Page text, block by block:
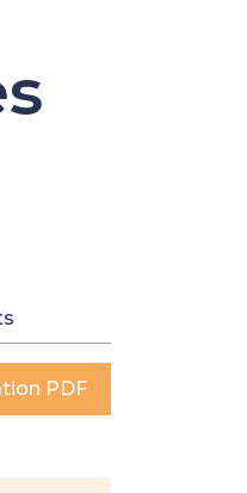
PDF